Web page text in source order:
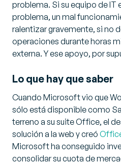
problema. Si su equipo de IT
problema, un mal
ralentizar gravemente, si no
operaciones durante horas
externa. Y ese apoyo, por
Lo que hay que saber
Cuando Microsoft vio que
sólo está disponible como
terreno a su suite Office, el
solución a la web y creó
Microsoft ha conseguido
consolidar su cuota de